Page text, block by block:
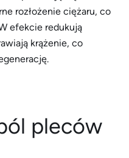
rozłożenie ciężaru, co
efekcie redukują
krążenie, co